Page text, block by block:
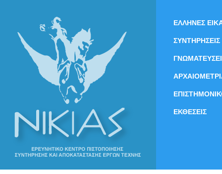
ΕΛΛΗΝΕΣ
ΣΥΝΤΗΡΗΣΕΙΣ
ΕΚΘΕΣΕΙΣ